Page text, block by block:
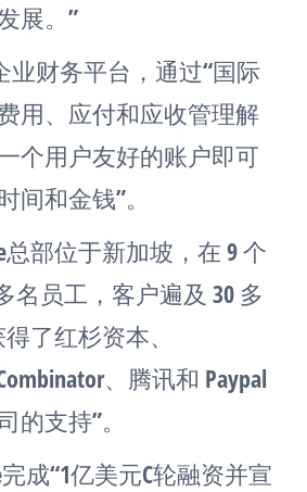
展。”
业财务平台，通过“国际
用、应付和应收管理解
个用户友好的账户即可
间和金钱”。
总部位于新加坡，在 9 个
名员工，客户遍及 30 多
了红杉资本、
、腾讯和 Paypal
的支持”。
完成“1亿美元C轮融资并宣